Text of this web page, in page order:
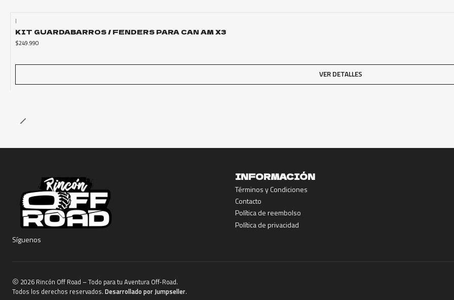
Agotado
|
KIT GUARDABARROS / FENDERS PARA CAN AM X3
$249.990
VER DETALLES
Síguenos
INFORMACIÓN
Términos y Condiciones
Contacto
Política de reembolso
Política de privacidad
2026 Rincón Off Road – Todo para tu Aventura Off-Road.
Todos los derechos reservados. Desarrollado por Jumpseller.